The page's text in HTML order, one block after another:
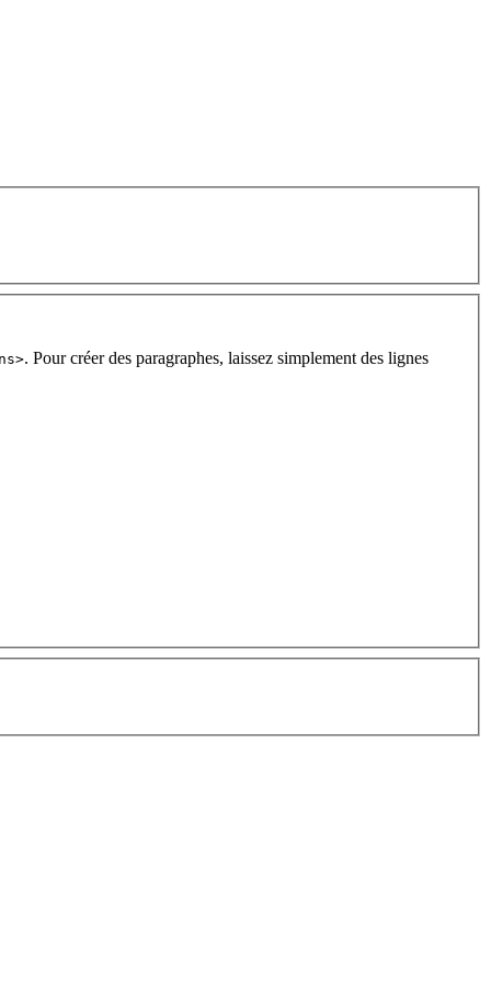
. Pour créer des paragraphes, laissez simplement des lignes